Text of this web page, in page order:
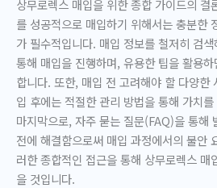
상무로렉스 매입을 위한 종합 가이드의 결
를 성공적으로 매입하기 위해서는 충분한
가 필수적입니다. 매입 정보를 철저히 검
통해 매입을 진행하며, 유용한 팁을 활용
합니다. 또한, 매입 전 고려해야 할 다양한
입 후에는 적절한 관리 방법을 통해 가치
마지막으로, 자주 묻는 질문(FAQ)을 통해
전에 해결함으로써 매입 과정에서의 불안
러한 종합적인 접근을 통해 상무로렉스 매
을 것입니다.